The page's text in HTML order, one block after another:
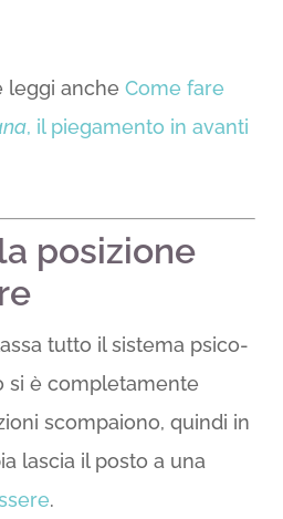
leggi anche Come fare
, il piegamento in avanti
posizione
tutto il sistema psico-
si è completamente
scompaiono, quindi in
lascia il posto a una
.